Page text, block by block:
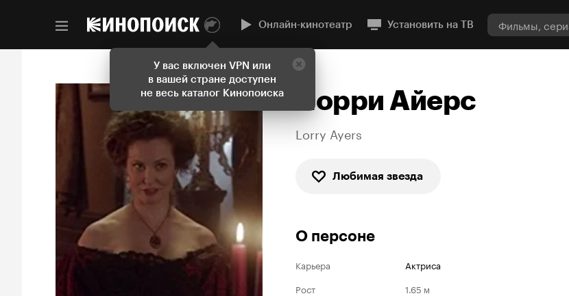
У вас включен VPN или
в вашей стране доступен
не весь каталог Кинопоиска
Онлайн-кинотеатр Установить на ТВ
Лорри Айерс
Lorry Ayers
Любимая звезда
О персоне
Карьера
Актриса
Рост
1.65 м